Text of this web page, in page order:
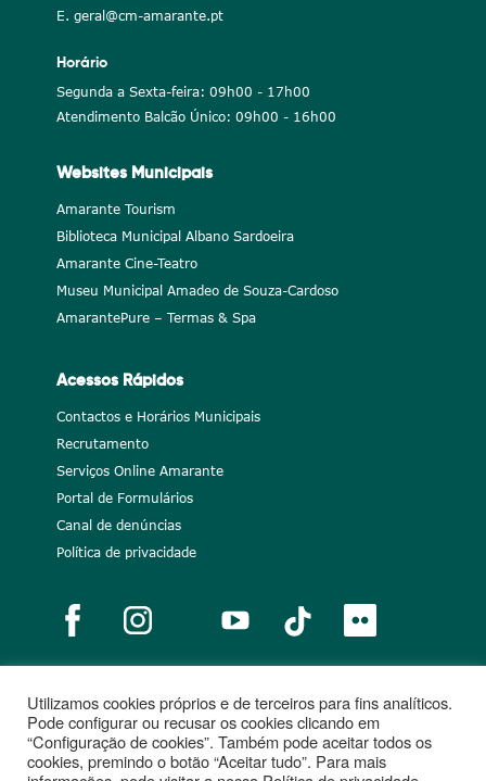
E. geral@cm-amarante.pt
Horário
Segunda a Sexta-feira: 09h00 - 17h00
Atendimento Balcão Único: 09h00 - 16h00
Websites Municipais
Amarante Tourism
Biblioteca Municipal Albano Sardoeira
Amarante Cine-Teatro
Museu Municipal Amadeo de Souza-Cardoso
AmarantePure – Termas & Spa
Acessos Rápidos
Contactos e Horários Municipais
Recrutamento
Serviços Online Amarante
Portal de Formulários
Canal de denúncias
Política de privacidade
Notícias Recrutamento Portugal 2020
União Europeia
Projetos cofinanciados
Utilizamos cookies próprios e de terceiros para fins analíticos.
Pode configurar ou recusar os cookies clicando em
“Configuração de cookies”. Também pode aceitar todos os
cookies, premindo o botão “Aceitar tudo”. Para mais